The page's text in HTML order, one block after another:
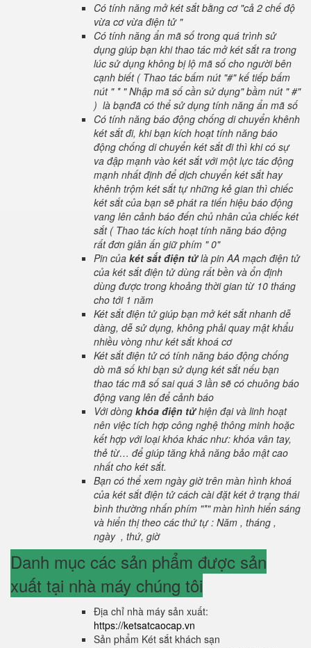
Có tính năng mở két sắt bằng cơ "cả 2 chế độ
vừa cơ vừa điện tử "
Có tính năng ẩn mã số trong quá trình sử
dụng giúp bạn khi thao tác mở két sắt ra trong
lúc sử dụng không bị lộ mã số cho người bên
cạnh biết ( Thao tác bấm nút "#" kế tiếp bấm
nút " * " Nhập mã số cần sử dụng" bầm nút " #"
) là bạnđã có thể sử dụng tính năng ẩn mã số
Có tính năng báo động chống di chuyển khênh
két sắt đi, khi bạn kích hoạt tính năng báo
động chống di chuyển két sắt đi thì khi có sự
va đập mạnh vào két sắt với một lực tác động
mạnh nhất định để dịch chuyển két sắt hay
khênh trộm két sắt tự những kẻ gian thì chiếc
két sắt của bạn sẽ phát ra tiến hiệu báo động
vang lên cảnh báo đến chủ nhân của chiếc két
sắt ( Thao tác kích hoạt tính năng báo động
rất đơn giản ấn giữ phím " 0"
Pin của két sắt điện tửlà pin AA mạch điện tử
của két sắt điện tử dùng rất bền và ổn định
dùng được trong khoảng thời gian từ 10 tháng
cho tới 1 năm
Két sắt điện tử giúp bạn mở két sắt nhanh dễ
dàng, dễ sử dụng, không phải quay mật khẩu
nhiều vòng như két sắt khoá cơ
Két sắt điện tử có tính năng báo động chống
dò mã số khi bạn sử dụng két sắt nếu bạn
thao tác mã số sai quá 3 lần sẽ có chuông báo
động vang lên để cảnh báo
Với dòng khóa điện tửhiện đại và linh hoạt
nên việc tích hợp công nghệ thông minh hoặc
kết hợp với loại khóa khác như: khóa vân tay,
thẻ từ… để giúp tăng khả năng bảo mật cao
nhất cho két sắt.
Bạn có thể xem ngày giờ trên màn hình khoá
của két sắt điện tử cách cài đặt két ở trạng thái
bình thường nhấn phím "*" màn hình hiển sáng
và hiển thị theo các thứ tự : Năm , tháng ,
ngày , thứ, giờ
Danh mục các sản phẩm được sản
xuất tại nhà máy chúng tôi
Địa chỉ nhà máy sản xuất:
https://ketsatcaocap.vn
Sản phẩm Két sắt khách sạn